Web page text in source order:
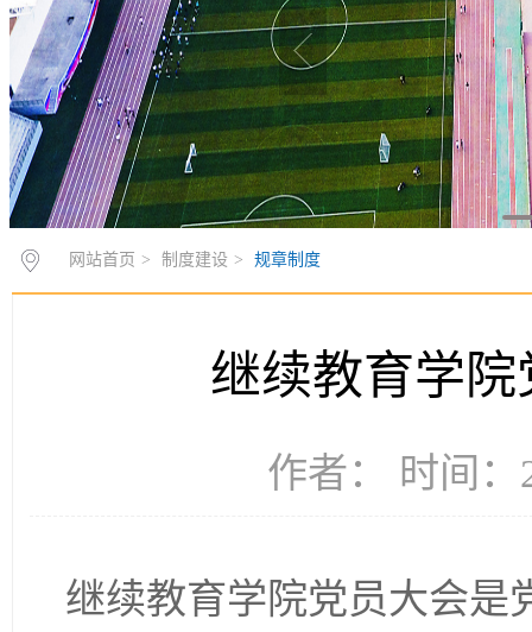
网站首页 > 制度建设 > 规章制度
继续教育学
作者： 时间：
继续教育学院党员大会是